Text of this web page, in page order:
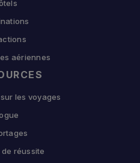
aériennes
les voyages
réussite